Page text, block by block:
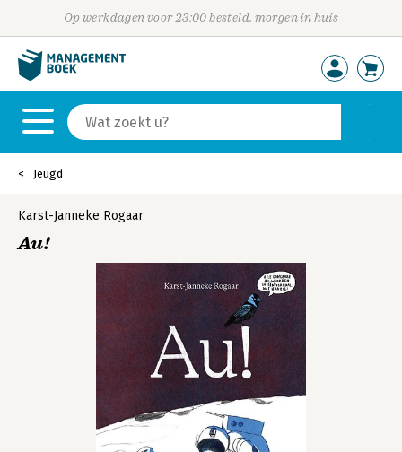
Op werkdagen voor 23:00 besteld, morgen in huis
Jeugd
Karst-Janneke Rogaar
Au!